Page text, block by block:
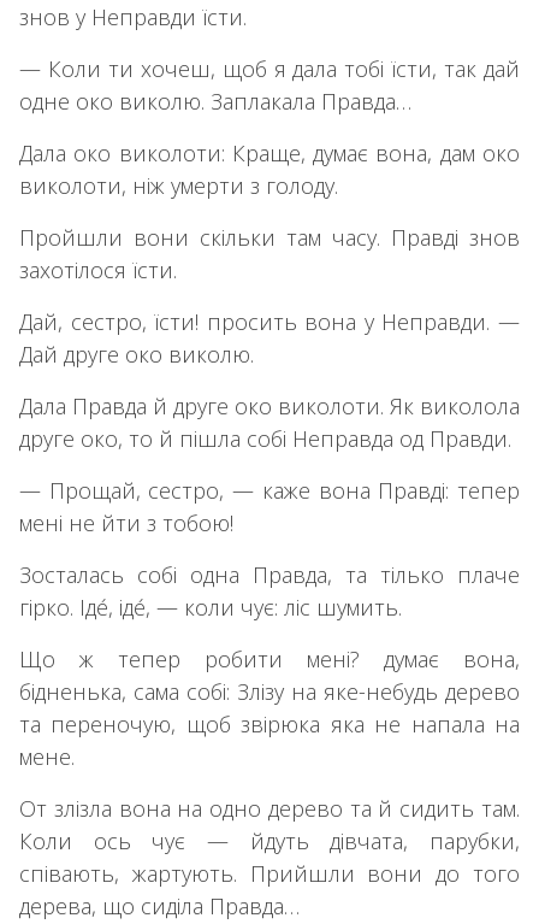
знов у Неправди їсти.
— Коли ти хочеш, щоб я дала тобі їсти, так дай
одне око виколю. Заплакала Правда…
Дала око виколоти: Краще, думає вона, дам око
виколоти, ніж умерти з голоду.
Пройшли вони скільки там часу. Правді знов
захотілося їсти.
Дай, сестро, їсти! просить вона у Неправди. —
Дай друге око виколю.
Дала Правда й друге око виколоти. Як виколола
друге око, то й пішла собі Неправда од Правди.
— Прощай, сестро, — каже вона Правді: тепер
мені не йти з тобою!
Зосталась собі одна Правда, та тілько плаче
гірко. Іде́, іде́, — коли чує: ліс шумить.
Що ж тепер робити мені? думає вона,
бідненька, сама собі: Злізу на яке-небудь дерево
та переночую, щоб звірюка яка не напала на
мене.
От злізла вона на одно дерево та й сидить там.
Коли ось чує — йдуть дівчата, парубки,
співають, жартують. Прийшли вони до того
дерева, що сиділа Правда…